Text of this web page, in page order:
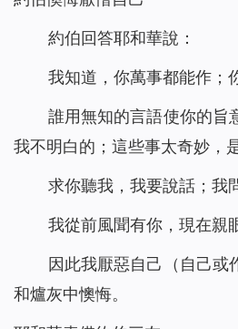
約伯回答耶和華說：
我知道，你萬事都能作；
誰用無知的言語使你的旨
我不明白的；這些事太奇妙，
求你聽我，我要說話；我
我從前風聞有你，現在親
因此我厭惡自己（自己或
和爐灰中懊悔。